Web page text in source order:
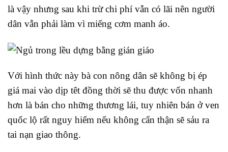
là vậy nhưng sau khi trừ chi phí vẫn có lãi nên người
dân vẫn phải làm vì miếng cơm manh áo.
Với hình thức này bà con nông dân sẽ không bị ép
giá mai vào dịp têt đồng thời sẽ thu được vốn nhanh
hơn là bán cho những thương lái, tuy nhiên bán ở ven
quốc lộ rất nguy hiểm nếu không cẩn thận sẽ sảu ra
tai nạn giao thông.